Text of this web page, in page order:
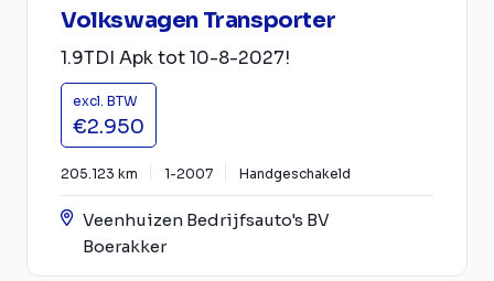
Volkswagen Transporter
1.9TDI Apk tot 10-8-2027!
excl. BTW
€2.950
205.123 km 1-2007 Handgeschakeld
Veenhuizen Bedrijfsauto's BV
Boerakker